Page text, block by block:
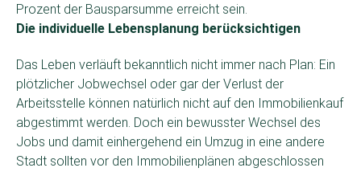
Prozent der Bausparsumme erreicht sein.
Die individuelle Lebensplanung berücksichtigen
Das Leben verläuft bekanntlich nicht immer nach Plan: Ein
plötzlicher Jobwechsel oder gar der Verlust der
Arbeitsstelle können natürlich nicht auf den Immobilienkauf
abgestimmt werden. Doch ein bewusster Wechsel des
Jobs und damit einhergehend ein Umzug in eine andere
Stadt sollten vor den Immobilienplänen abgeschlossen